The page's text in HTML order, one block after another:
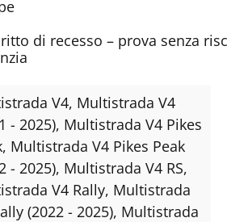
di recesso – prova senza
V4, Multistrada V4
- 2025), Multistrada V4 Pikes
, Multistrada V4 Pikes Peak
- 2025), Multistrada V4 RS,
V4 Rally, Multistrada
(2022 - 2025), Multistrada